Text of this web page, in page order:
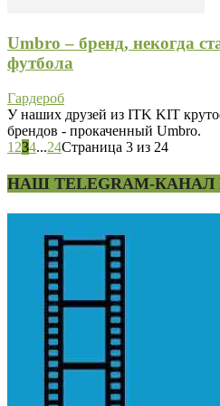
Umbro – бренд, некогда
футбола
Гардероб
У наших друзей из ITK KIT
брендов - прокаченный Umbro.
1 234...24Страница 3 из 24
НАШ TELEGRAM-